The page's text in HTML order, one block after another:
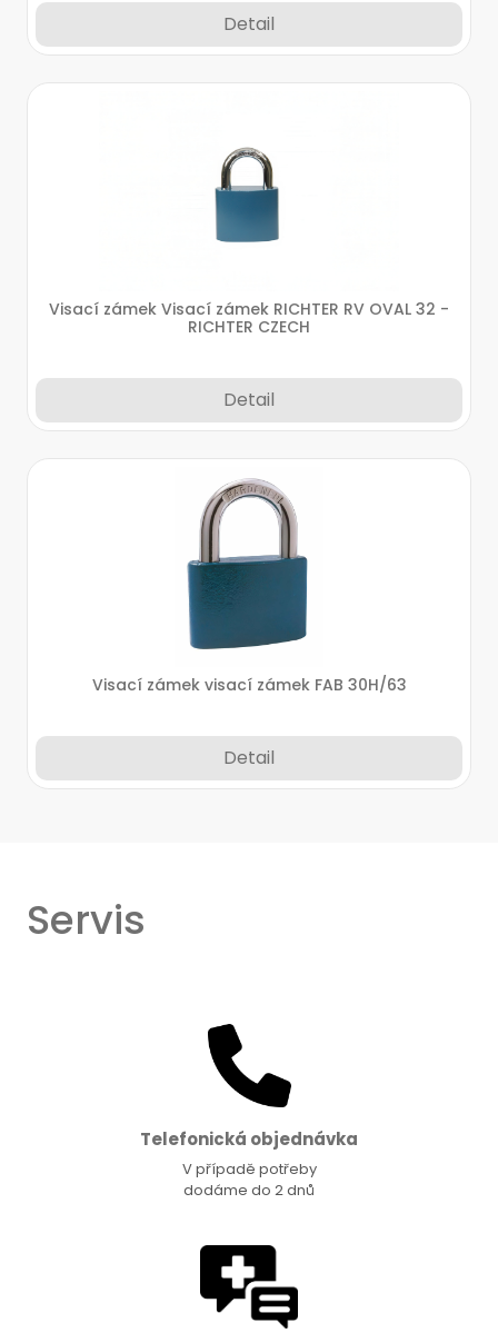
Detail
Visací zámek Visací zámek RICHTER RV OVAL 32 -
RICHTER CZECH
Detail
Visací zámek visací zámek FAB 30H/63
Detail
Servis
Telefonická objednávka
V případě potřeby
dodáme do 2 dnů